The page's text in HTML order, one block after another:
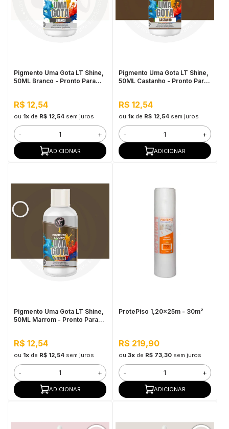
Pigmento Uma Gota LT Shine,
50ML Branco - Pronto Para
R$ 12,54
ou 1xde R$ 12,54 sem juros
- +
ADICIONAR
Pigmento Uma Gota LT Shine,
50ML Castanho - Pronto Para
R$ 12,54
ou 1xde R$ 12,54 sem juros
- +
ADICIONAR
Pigmento Uma Gota LT Shine,
50ML Marrom - Pronto Para
R$ 12,54
ou 1xde R$ 12,54 sem juros
- +
ADICIONAR
ProtePiso 1,20x25m - 30m²
R$ 219,90
ou 3xde R$ 73,30 sem juros
- +
ADICIONAR